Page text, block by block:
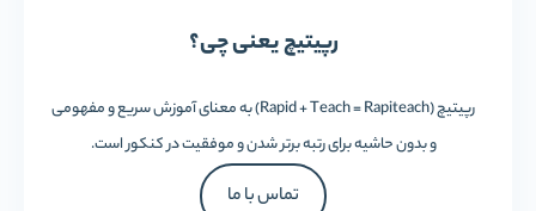
رپیتیچ یعنی چی؟
رپیتیچ (Rapid + Teach = Rapiteach) به معنای آموزش سریع و مفهومی
و بدون حاشیه برای رتبه برتر شدن و موفقیت در کنکور است.
تماس با ما